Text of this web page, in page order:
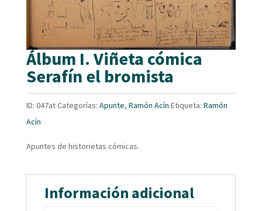
Álbum I. Viñeta cómica
Serafín el bromista
ID: 047atCategorías: Apunte, Ramón Acín Etiqueta: Ramón
Acín
Apuntes de historietas cómicas.
Información adicional